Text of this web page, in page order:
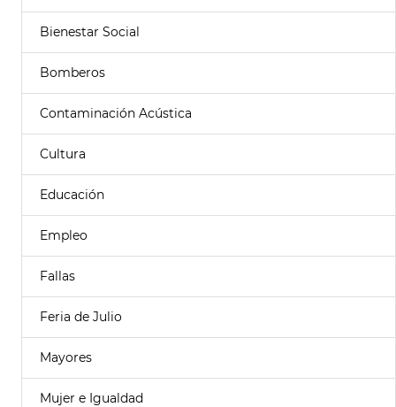
Bienestar Social
Bomberos
Contaminación Acústica
Cultura
Educación
Empleo
Fallas
Feria de Julio
Mayores
Mujer e Igualdad